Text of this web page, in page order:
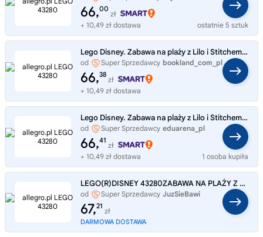
66,00
zł
+ 10,49 zł dostawa
ostatnie 5 sztuk
Lego Disney. Zabawa na plaży z Lilo i Stitchem 43280
od Super Sprzedawcy bookland_com_pl
66,38
zł
+ 10,49 zł dostawa
Lego Disney. Zabawa na plaży z Lilo i Stitchem 43280
od Super Sprzedawcy eduarena_pl
66,41
zł
+ 10,49 zł dostawa
1 osoba kupiła
LEGO(R)DISNEY 43280ZABAWA NA PLAŻY Z LILO I STITCHEM
od Super Sprzedawcy JuzSieBawi
67,21
zł
DARMOWA DOSTAWA